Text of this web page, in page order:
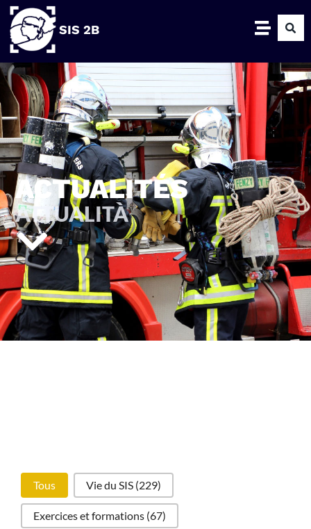
SIS 2B
ACTUALITÉS
ATTUALITÀ
tagTous Vie du SIS (229)
Exercices et formations (67)